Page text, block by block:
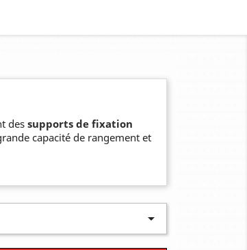
dessupports de fixation
capacité de rangement et
